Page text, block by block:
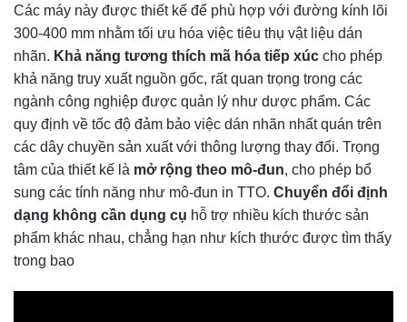
Các máy này được thiết kế để phù hợp với đường kính lõi
300-400 mm nhằm tối ưu hóa việc tiêu thụ vật liệu dán
nhãn. Khả năng tương thích mã hóa tiếp xúc cho phép
khả năng truy xuất nguồn gốc, rất quan trọng trong các
ngành công nghiệp được quản lý như dược phẩm. Các
quy định về tốc độ đảm bảo việc dán nhãn nhất quán trên
các dây chuyền sản xuất với thông lượng thay đổi. Trọng
tâm của thiết kế là mở rộng theo mô-đun, cho phép bổ
sung các tính năng như mô-đun in TTO. Chuyển đổi định
dạng không cần dụng cụ hỗ trợ nhiều kích thước sản
phẩm khác nhau, chẳng hạn như kích thước được tìm thấy
trong bao